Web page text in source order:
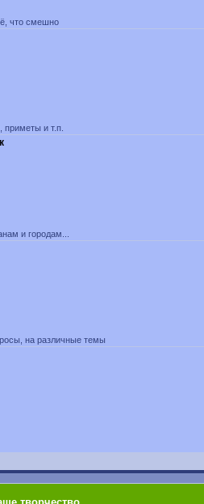
что смешно
приметы и т.п.
и городам...
на различные темы